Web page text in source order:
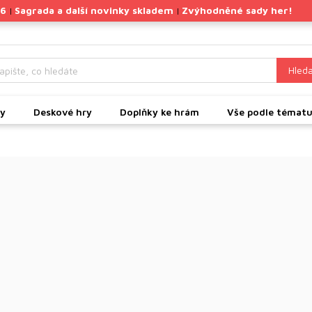
| Sagrada a další novinky skladem | Zvýhodněné sady her!
Deskové hry Doplňky ke hrám Vše podle tématu